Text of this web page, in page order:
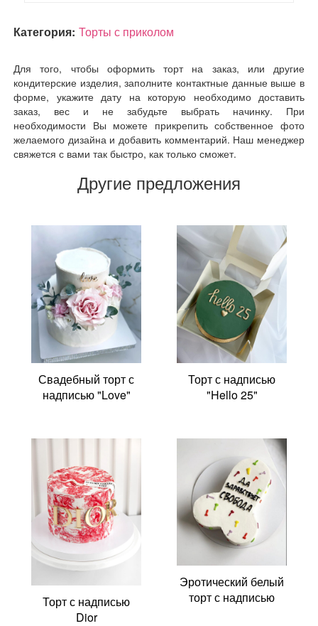
Категория: Торты с приколом
Для того, чтобы оформить торт на заказ, или другие
кондитерские изделия, заполните контактные данные выше в
форме, укажите дату на которую необходимо доставить
заказ, вес и не забудьте выбрать начинку. При
необходимости Вы можете прикрепить собственное фото
желаемого дизайна и добавить комментарий. Наш менеджер
свяжется с вами так быстро, как только сможет.
Другие предложения
Свадебный торт с
надписью "Love"
Торт с надписью
"Hello 25"
Торт с надписью
Dior
Эротический белый
торт с надписью